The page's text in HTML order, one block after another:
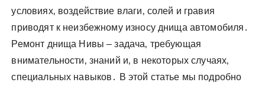
условиях‚ воздействие влаги‚ солей и гравия
приводят к неизбежному износу днища автомобиля․
Ремонт днища Нивы – задача‚ требующая
внимательности‚ знаний и‚ в некоторых случаях‚
специальных навыков․ В этой статье мы подробно